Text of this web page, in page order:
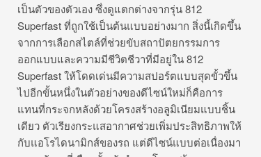
เป็นตัวของตัวเอง ซึ่งดูแตกต่างจากรุ่น 812
Superfast ที่ถูกใช้เป็นต้นแบบอย่างมาก สิ่งนี้เกิดขึ้น
จากการเลือกสไตล์ที่ช่วยขับสถาปัตยกรรมการ
ออกแบบและความมีชีวิตชีวาที่มีอยู่ใน 812
Superfast ให้โดดเด่นมีความสปอร์ตแบบสุดขั้วขึ้น
ไปอีกขั้นหนึ่งในตัวอย่างของดีไซน์ใหม่ก็คือการ
แทนที่กระจกหลังด้วยโครงสร้างอลูมิเนียมแบบชิ้น
เดียว ตัวเรียงกระแสอากาศช่วยเพิ่มประสิทธิภาพให้
กับแอโรไดนามิกส์ของรถ แต่ดีไซน์แบบต่อเนื่องมา